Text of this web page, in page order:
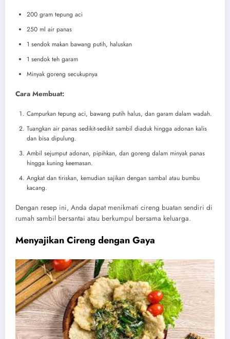
200 gram tepung aci
250 ml air panas
1 sendok makan bawang putih, haluskan
1 sendok teh garam
Minyak goreng secukupnya
Cara Membuat:
Campurkan tepung aci, bawang putih halus, dan garam dalam wadah.
Tuangkan air panas sedikit-sedikit sambil diaduk hingga adonan kalis
dan bisa dipulung.
Ambil sejumput adonan, pipihkan, dan goreng dalam minyak panas
hingga kuning keemasan.
Angkat dan tiriskan, kemudian sajikan dengan sambal atau bumbu
kacang.
Dengan resep ini, Anda dapat menikmati cireng buatan sendiri di
rumah sambil bersantai atau berkumpul bersama keluarga.
Menyajikan Cireng dengan Gaya